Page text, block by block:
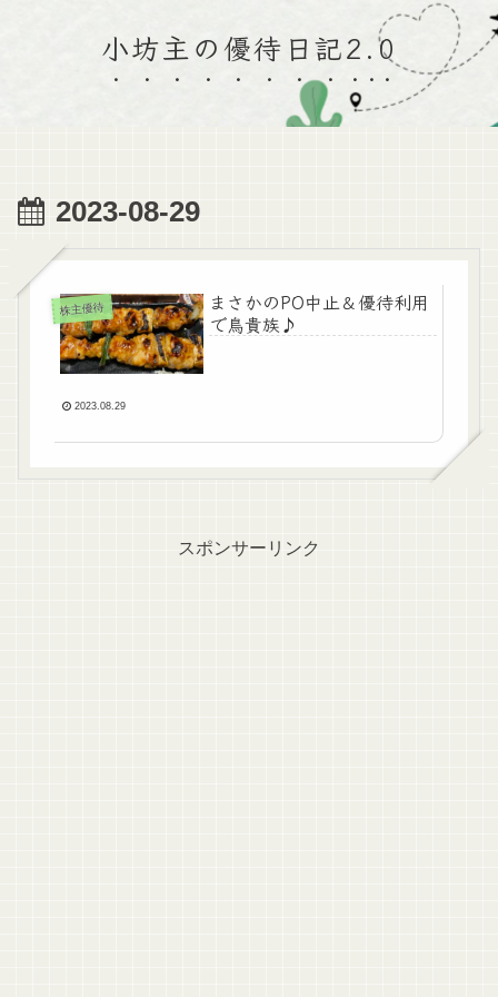
小坊主の優待日記2.0
2023-08-29
株主優待
まさかのPO中止＆優待利用
で鳥貴族♪
2023.08.29
スポンサーリンク